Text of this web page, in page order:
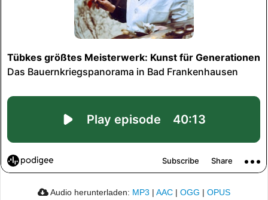
Audio herunterladen: MP3 | AAC | OGG | OPUS